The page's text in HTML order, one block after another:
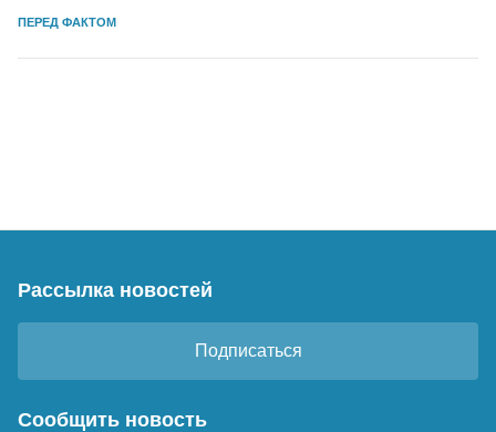
ПЕРЕД ФАКТОМ
Рассылка новостей
Подписаться
Сообщить новость